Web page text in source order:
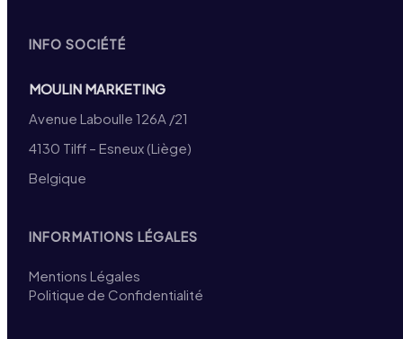
INFO SOCIÉTÉ
MOULIN MARKETING
Avenue Laboulle 126A /21
4130 Tilff – Esneux (Liège)
Belgique
INFORMATIONS LÉGALES
Mentions Légales
Politique de Confidentialité